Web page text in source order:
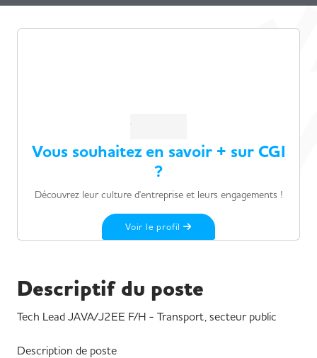
Vous souhaitez en savoir + sur CGI
?
Découvrez leur culture d'entreprise et leurs engagements !
Voir le profil
Descriptif du poste
Tech Lead JAVA/J2EE F/H - Transport, secteur public
Description de poste